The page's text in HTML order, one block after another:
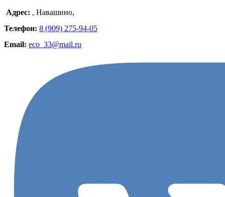
Адрес: , Навашино,
Телефон: 8 (909) 275-94-05
Email: eco_33@mail.ru